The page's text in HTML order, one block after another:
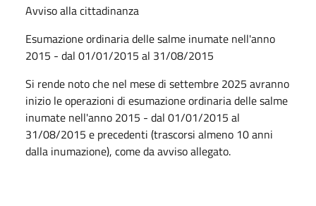
Avviso alla cittadinanza
Esumazione ordinaria delle salme inumate nell'anno
2015 - dal 01/01/2015 al 31/08/2015
Si rende noto che nel mese di settembre 2025 avranno
inizio le operazioni di esumazione ordinaria delle salme
inumate nell'anno 2015 - dal 01/01/2015 al
31/08/2015 e precedenti (trascorsi almeno 10 anni
dalla inumazione), come da avviso allegato.